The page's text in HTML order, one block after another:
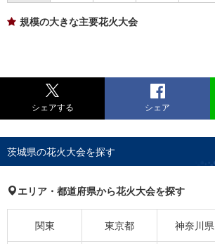
規模の大きな主要花火大会
シェアする シェア
茨城県の花火大会を探す
エリア・都道府県から花火大会を探す
関東 東京都 神奈川県